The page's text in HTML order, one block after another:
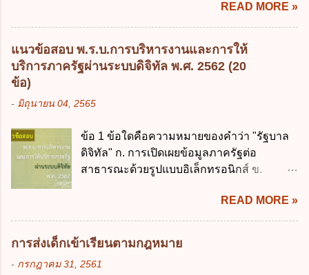
ประมาณ พ.ศ. 2561 2. นายกรัฐมนตรีเป็นผู้
รักษาการตามพระราช บัญญัติวิธีการงบ
ประมาณ พ.ศ. 2561 3. รัฐมนตรีว่าการ
กระทรวงการคลัง เป็นผู้รักษาการตามพระ
โปร่งใสและตรวจสอบได้ ข้อ 4. พระราช
บัญญัติวิธีการงบประมาณ พ.ศ. 2561 บัญญัติ
ให้การบริหา...
เศรษฐกิจ ค. หลักการพัฒนาทางเศรษฐกิจ
อย่างยั่งยืน ง. หลักความเป็นธรรมในสังคม ข้อ
2 สัดส่วนหนี้สาธารณะต่อผลิตภัณฑ์มวลรวม
ในประเทศเพื่อใช้เป็นกรอบในการบริหารหนี้
สาธารณะเป็นไปตามข้อใด ก. ไม่เกินร้อยละ 5
เกินร้อยละ 60 ข้อ 3 กฎหมายว่าด้วยวินัยการ
กฎหมายที่ให้จัดเก็บภาษีอากรหรือค่า
ธรรมเนียมเพิ่มขึ้นจากที่กำหนดไว้ในกฎหมาย
เพื่อการนำไปใช้จ่ายตามวัตถุประสงค์หรือเพื่อ
ข้อใด ก. เป็นไปตามความต้องการของชุมชน
ข. เพื่อป็นรายได้ขององค์กรปกครองส่วนท้อง
ถิ่น ค. มีเหตุจำเป็นหรือเหตุฉุกเฉินที่มิอาจหลีก
READ MORE »
แนวข้อสอบ พ.ร.บ.การบริหารงานและการให้
บริการภาครัฐผ่านระบบดิจิทัล พ.ศ. 2562 (20
ข้อ)
- มิถุนายน 04, 2565
ข้อ 1 ข้อใดคือความหมายของคำว่า "รัฐบาล
ดิจิทัล" ก. การเปิดเผยข้อมูลภาครัฐต่อ
สาธารณะด้วยรูปแบบอิเล็กทรอนิกส์ ข.
การบริหารงาน การให้บริการ การบูรณาการ
ข้อมูลภาครัฐ ค. วิธีการนำสัญลักษณ์ศูนย์และ
หนึ่ง เพื่อใช้สร้างระบบต่าง ๆ ง. สำนักงาน
พัฒนารัฐบาลดิจิทัล (องค์การมหาชน) ข้อ 2
การบริหารงานภาครัฐและการจัดทำบริการ
READ MORE »
การส่งเด็กเข้าเรียนตามกฎหมาย
- กรกฎาคม 31, 2561